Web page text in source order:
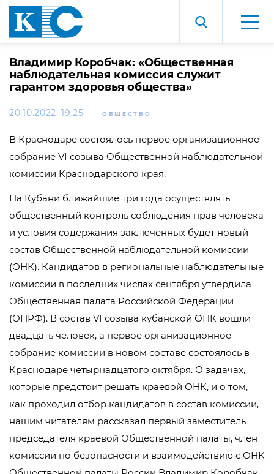
Владимир Коробчак: «Общественная
наблюдательная комиссия служит
гарантом здоровья общества»
20.10.2022, 19:25 ОБЩЕСТВО
В Краснодаре состоялось первое организационное
собрание VI созыва Общественной наблюдательной
комиссии Краснодарского края.
На Кубани ближайшие три года осуществлять
общественный контроль соблюдения прав человека
и условия содержания заключенных будет новый
состав Общественной наблюдательной комиссии
(ОНК). Кандидатов в региональные наблюдательные
комиссии в последних числах сентября утвердила
Общественная палата Российской Федерации
(ОПРФ). В состав VI созыва кубанской ОНК вошли
двадцать человек, а первое организационное
собрание комиссии в новом составе состоялось в
Краснодаре четырнадцатого октября. О задачах,
которые предстоит решать краевой ОНК, и о том,
как проходил отбор кандидатов в состав комиссии,
нашим читателям рассказал первый заместитель
председателя краевой Общественной палаты, член
комиссии по безопасности и взаимодействию с ОНК